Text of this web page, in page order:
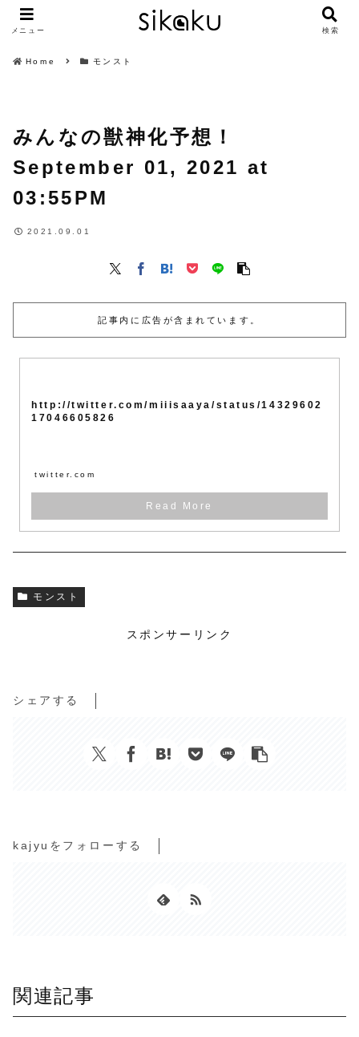
Home モンスト
みんなの獣神化予想！
September 01, 2021 at
03:55PM
2021.09.01
記事内に広告が含まれています。
http://twitter.com/miiisaaya/status/14329602
17046605826
twitter.com
モンスト
スポンサーリンク
シェアする
kajyuをフォローする
関連記事
メニュー 検索